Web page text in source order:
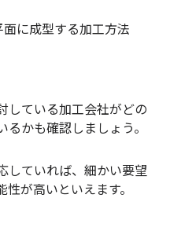
に成型する加工方法
している加工会社がどの
かも確認しましょう。
していれば、細かい要望
が高いといえます。